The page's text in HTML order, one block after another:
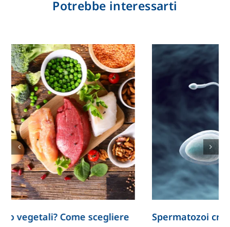
Potrebbe interessarti
Spermatozoi creati in laboratorio: la ricerca